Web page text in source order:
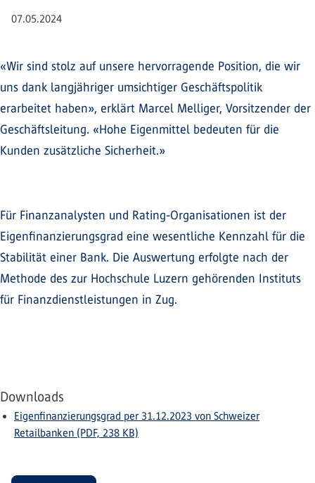
07.05.2024
«Wir sind stolz auf unsere hervorragende Position, die wir
uns dank langjähriger umsichtiger Geschäftspolitik
erarbeitet haben», erklärt Marcel Melliger, Vorsitzender der
Geschäftsleitung. «Hohe Eigenmittel bedeuten für die
Kunden zusätzliche Sicherheit.»
Für Finanzanalysten und Rating-Organisationen ist der
Eigenfinanzierungsgrad eine wesentliche Kennzahl für die
Stabilität einer Bank. Die Auswertung erfolgte nach der
Methode des zur Hochschule Luzern gehörenden Instituts
für Finanzdienstleistungen in Zug.
Downloads
Eigenfinanzierungsgrad per 31.12.2023 von Schweizer
Retailbanken (PDF, 238 KB)